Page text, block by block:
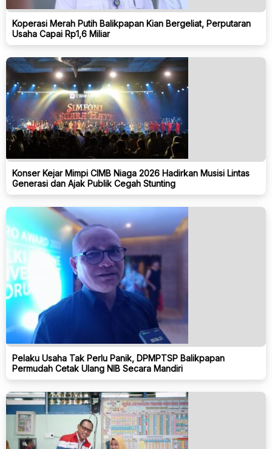
Koperasi Merah Putih Balikpapan Kian Bergeliat, Perputaran
Usaha Capai Rp1,6 Miliar
Konser Kejar Mimpi CIMB Niaga 2026 Hadirkan Musisi Lintas
Generasi dan Ajak Publik Cegah Stunting
Pelaku Usaha Tak Perlu Panik, DPMPTSP Balikpapan
Permudah Cetak Ulang NIB Secara Mandiri